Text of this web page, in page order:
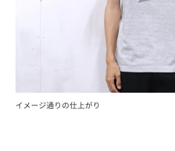
イメージ通りの仕上がり